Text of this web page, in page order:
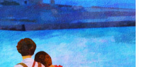
TWEET LINE EMAIL